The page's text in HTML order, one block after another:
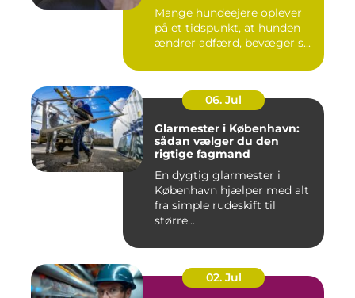
Mange hundeejere oplever
på et tidspunkt, at hunden
ændrer adfærd, bevæger s...
06. Jul
Glarmester i København:
sådan vælger du den
rigtige fagmand
En dygtig glarmester i
København hjælper med alt
fra simple rudeskift til
større...
02. Jul